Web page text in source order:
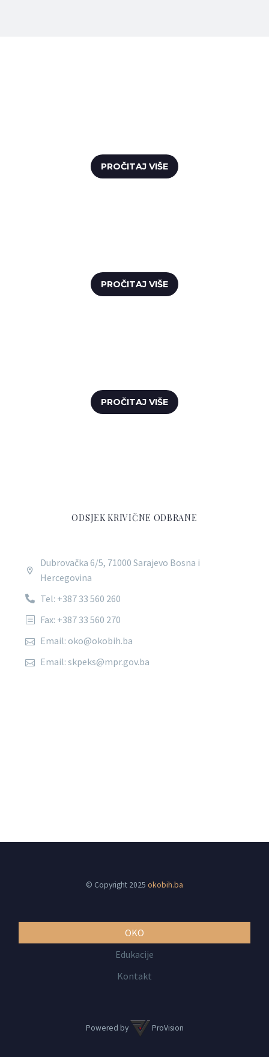
PROČITAJ VIŠE
PROČITAJ VIŠE
PROČITAJ VIŠE
ODSJEK KRIVIČNE ODBRANE
Dubrovačka 6/5, 71000 Sarajevo Bosna i
Hercegovina
Tel: +387 33 560 260
Fax: +387 33 560 270
Email: oko@okobih.ba
Email: skpeks@mpr.gov.ba
© Copyright 2025 okobih.ba
OKO
Edukacije
Kontakt
Powered by ProVision